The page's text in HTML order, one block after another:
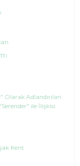
Olarak Adlandırılan
ile İlişkisi
Kent